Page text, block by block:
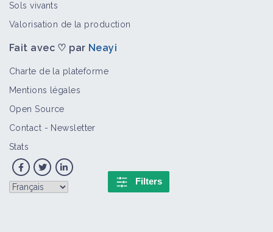
Filters
Sols vivants
Valorisation de la production
Fait avec ♡ par Neayi
Charte de la plateforme
Mentions légales
Open Source
Contact - Newsletter
Stats